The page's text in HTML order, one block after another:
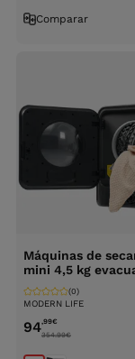
Comparar
Máquinas de
mini 4,5 kg
MODERN LIFE
(0)
94,99€
354.99€